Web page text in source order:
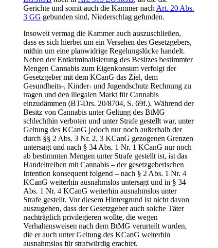
Gerichte und somit auch die Kammer nach Art. 20 Abs.
3 GG gebunden sind, Niederschlag gefunden.
Insoweit vermag die Kammer auch auszuschließen,
dass es sich hierbei um ein Versehen des Gesetzgebers,
mithin um eine planwidrige Regelungslücke handelt.
Neben der Entkriminalisierung des Besitzes bestimmter
Mengen Cannabis zum Eigenkonsum verfolgt der
Gesetzgeber mit dem KCanG das Ziel, dem
Gesundheits-, Kinder- und Jugendschutz Rechnung zu
tragen und den illegalen Markt für Cannabis
einzudämmen (BT-Drs. 20/8704, S. 69f.). Während der
Besitz von Cannabis unter Geltung des BtMG
schlechthin verboten und unter Strafe gestellt war, unter
Geltung des KCanG jedoch nur noch außerhalb der
durch §§ 2 Abs. 3 Nr. 2, 3 KCanG gezogenen Grenzen
untersagt und nach § 34 Abs. 1 Nr. 1 KCanG nur noch
ab bestimmten Mengen unter Strafe gestellt ist, ist das
Handeltreiben mit Cannabis – der gesetzgeberischen
Intention konsequent folgend – nach § 2 Abs. 1 Nr. 4
KCanG weiterhin ausnahmslos untersagt und in § 34
Abs. 1 Nr. 4 KCanG weiterhin ausnahmslos unter
Strafe gestellt. Vor diesem Hintergrund ist nicht davon
auszugehen, dass der Gesetzgeber auch solche Täter
nachträglich privilegieren wollte, die wegen
Verhaltensweisen nach dem BtMG verurteilt wurden,
die er auch unter Geltung des KCanG weiterhin
ausnahmslos für strafwürdig erachtet.